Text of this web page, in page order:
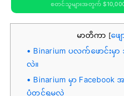
စတင်သူများအတွက်
မာတိကာ [ဖျ
Binarium ပလက်ဖောင်
လဲ။
Binarium မှာ
ပုံတင်ရမလဲ